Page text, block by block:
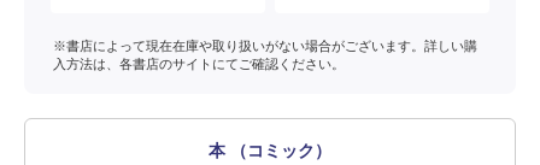
※書店によって現在在庫や取り扱いがない場合がございます。詳しい購
入方法は、各書店のサイトにてご確認ください。
本 （コミック）